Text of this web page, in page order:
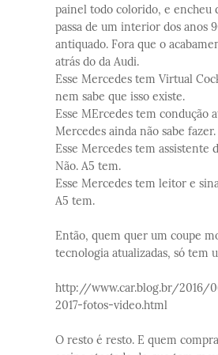
painel todo colorido, e encheu
passa de um interior dos anos
antiquado. Fora que o
atrás do da Audi.
Esse Mercedes tem Virtual
nem sabe que isso existe.
Esse MErcedes tem condução
Mercedes ainda não sabe fazer.
Esse Mercedes tem assistente
Não. A5 tem.
Esse Mercedes tem leitor e
A5 tem.
Então, quem quer um coupe
tecnologia atualizadas, só tem
http://www.car.blog.br/2016/
2017-fotos-video.html
O resto é resto. E quem